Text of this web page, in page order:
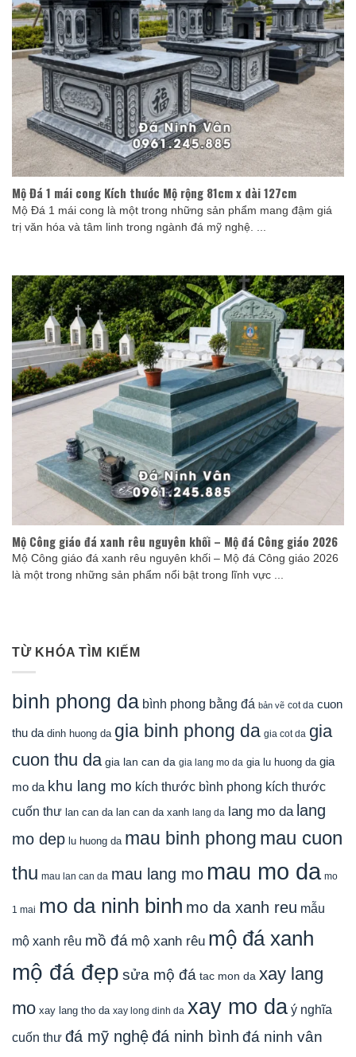
Mộ Đá 1 mái cong Kích thước Mộ rộng 81cm x dài 127cm
Mộ Đá 1 mái cong là một trong những sản phẩm mang đậm giá
trị văn hóa và tâm linh trong ngành đá mỹ nghệ. ...
Mộ Công giáo đá xanh rêu nguyên khối – Mộ đá Công giáo 2026
Mộ Công giáo đá xanh rêu nguyên khối – Mộ đá Công giáo 2026
là một trong những sản phẩm nổi bật trong lĩnh vực ...
TỪ KHÓA TÌM KIẾM
binh phong da bình phong bằng đá bản vẽ cot da cuon
thu da dinh huong da gia binh phong da gia cot da gia
cuon thu da gia lan can da gia lang mo da gia lu huong da gia
mo da khu lang mo kích thước bình phong kích thước
cuốn thư lan can da lan can da xanh lang da lang mo da lang
mo dep lu huong da mau binh phong mau cuon
thu mau lan can da mau lang mo mau mo da mo
1 mai mo da ninh binh mo da xanh reu mẫu
mộ xanh rêu mồ đá mộ xanh rêu mộ đá xanh
mộ đá đẹp sửa mộ đá tac mon da xay lang
mo xay lang tho da xay long dinh da xay mo da ý nghĩa
cuốn thư đá mỹ nghệđá ninh bình đá ninh vân